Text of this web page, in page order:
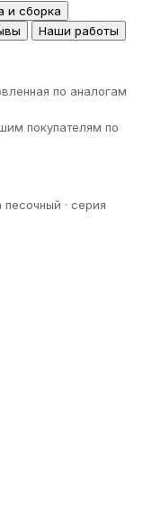
и сборка
Наши работы
по аналогам
покупателям по
· серия